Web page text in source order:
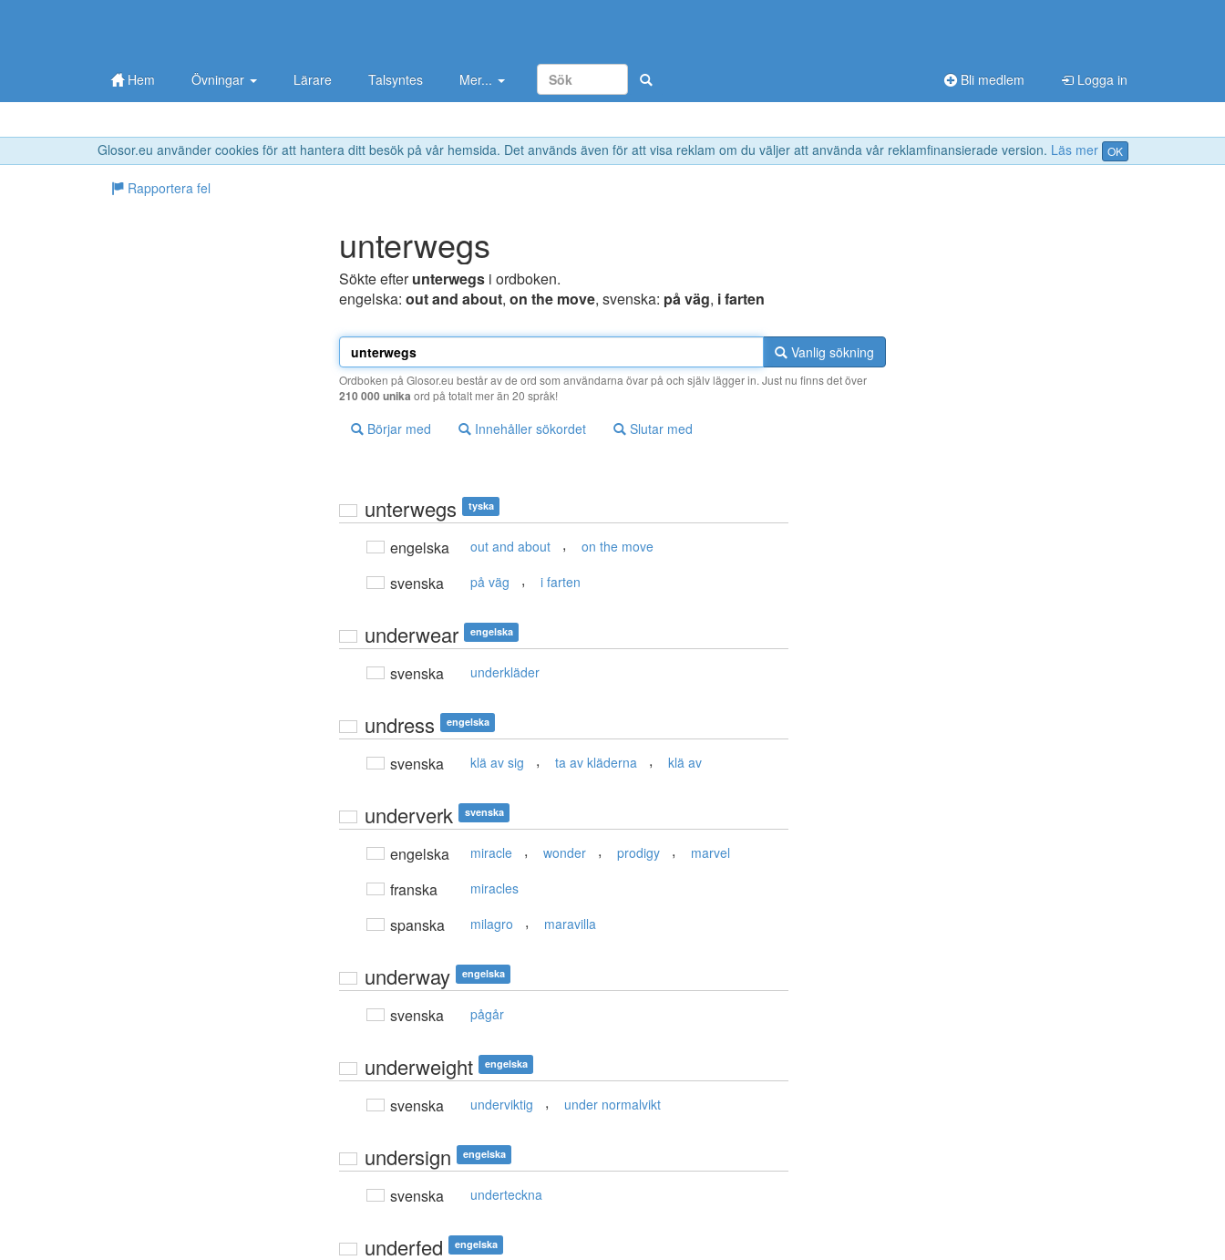
Glosor.eu använder cookies för att hantera ditt besök på vår hemsida. Det används även för att visa reklam om du väljer att använda vår reklamfinansierade version. Läs mer OK
Hem Övningar Lärare Talsyntes Mer... Bli medlem Logga in
Rapportera fel
unterwegs
Sökte efterunterwegs i ordboken.
engelska: out and about, on the move, svenska: på väg, i farten
Vanlig sökning
Ordboken på Glosor.eu består av de ord som användarna övar på och själv lägger in. Just nu finns det över
210 000 unika ord på totalt mer än 20 språk!
Börjar med Innehåller sökordet Slutar med
unterwegs tyska
engelska out and about , on the move
svenska på väg , i farten
underwear engelska
svenska underkläder
undress engelska
svenska klä av sig , ta av kläderna , klä av
underverk svenska
engelska miracle , wonder , prodigy , marvel
franska miracles
spanska milagro , maravilla
underway engelska
svenska pågår
underweight engelska
svenska underviktig , under normalvikt
undersign engelska
svenska underteckna
underfed engelska